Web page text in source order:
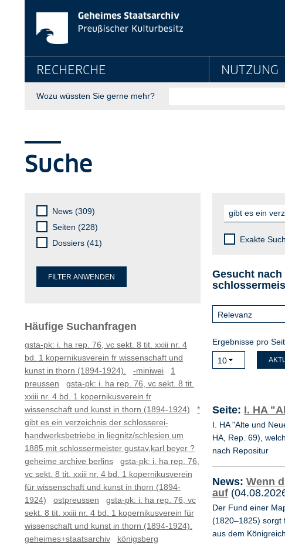
Springe direkt zu:
Suche - Geheimes
Hauptnavigation
RECHERCHE NUTZUNG
Suche
Wozu wüssten Sie gerne mehr?
Suche
News (309)
Seiten (228)
Dossiers (41)
Häufige Suchanfragen
gsta-pk: i. ha rep. 76, vc sekt. 8 tit. xxiii nr. 4
bd. 1 kopernikusverein fr wissenschaft und
kunst in thorn (1894-1924).
-miniwei
1
preussen
gsta-pk: i. ha rep. 76, vc sekt. 8 tit.
xxiii nr. 4 bd. 1 kopernikusverein fr
wissenschaft und kunst in thorn (1894-1924)
*
gibt es ein verzeichnis der schlosserei-
handwerksbetriebe in liegnitz/schlesien um
1885 mit schlossermeister gustav,karl beyer ?
geheime archive berlins
gsta-pk: i. ha rep. 76,
vc sekt. 8 tit. xxiii nr. 4 bd. 1 kopernikusverein
für wissenschaft und kunst in thorn (1894-
1924)
ostpreussen
gsta-pk: i. ha rep. 76, vc
sekt. 8 tit. xxiii nr. 4 bd. 1 kopernikusverein für
wissenschaft und kunst in thorn (1894-1924).
geheimes+staatsarchiv
königsberg
Suche
Exakte
Gesucht
Ergebnisse pro
Seite: I. HA
I. HA "Alte und
HA, Rep. 69),
nach Repositur
News: Wenn
auf
Der Fund einer
(1820–1825) sorgt
aus dem